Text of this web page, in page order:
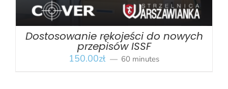
Dostosowanie rękojeści do nowych
przepisów ISSF
150.00zł 60 minutes